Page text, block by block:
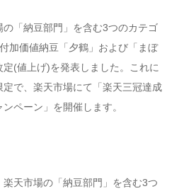
「納豆部門」を含む3つのカテゴ
加価値納豆「夕鶴」および「まぼ
(値上げ)を発表しました。これに
で、楽天市場にて「楽天三冠達成
ペーン」を開催します。
天市場の「納豆部門」を含む3つ